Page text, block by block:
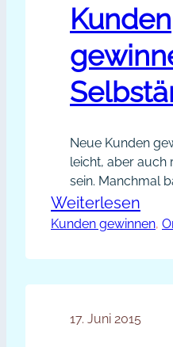
Kunden
Neue Kunden
leicht, aber auch
sein. Manchmal
Wellen an, und
mehr, weil sich
Erfahrung, dass
Weiterlesen
in
Kunden gewinnen,
17. Juni 2015